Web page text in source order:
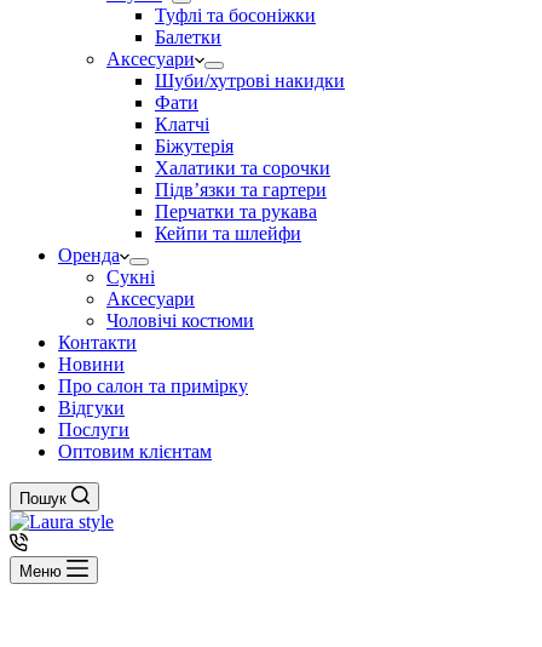
Туфлі та босоніжки
Балетки
Аксесуари
Шуби/хутрові накидки
Фати
Клатчі
Біжутерія
Халатики та сорочки
Підвʼязки та гартери
Перчатки та рукава
Кейпи та шлейфи
Оренда
Сукні
Аксесуари
Чоловічі костюми
Контакти
Новини
Про салон та примірку
Відгуки
Послуги
Оптовим клієнтам
Пошук
Меню